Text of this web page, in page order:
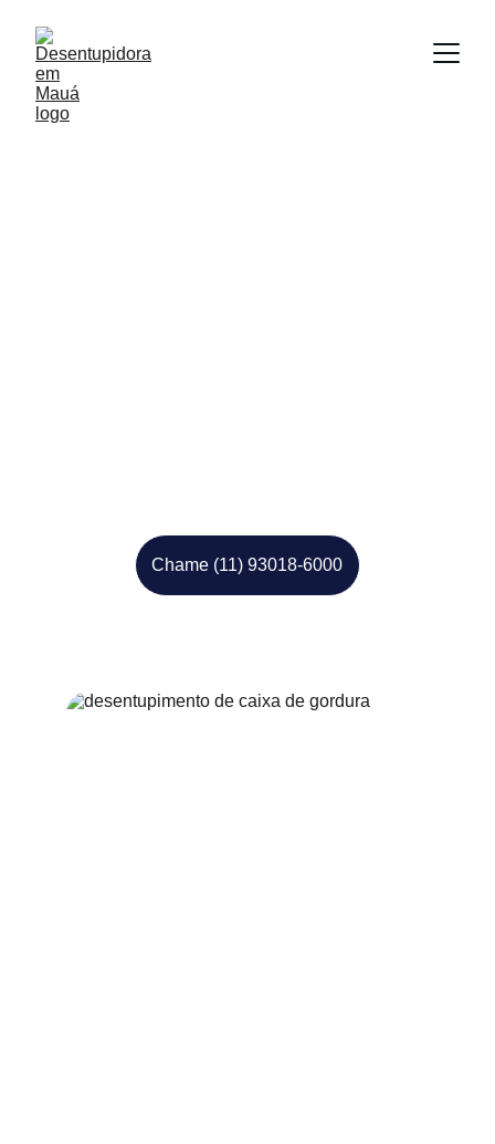
Chame (11) 93018-6000